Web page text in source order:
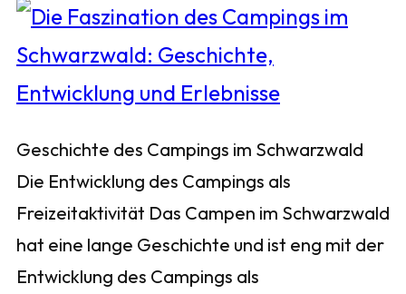
Geschichte des Campings im Schwarzwald
Die Entwicklung des Campings als
Freizeitaktivität Das Campen im Schwarzwald
hat eine lange Geschichte und ist eng mit der
Entwicklung des Campings als